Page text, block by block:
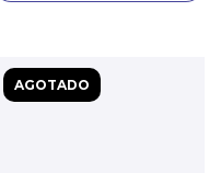
AGOTADO